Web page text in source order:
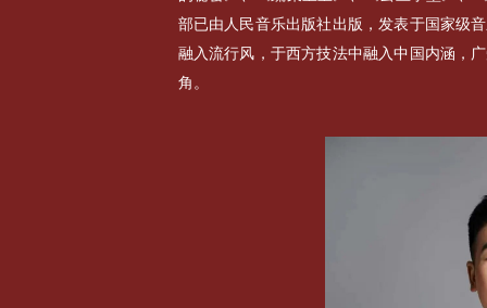
部已由人民音乐出版社出版，发表于国家级
融入流行风，于西方技法中融入中国内涵，
角。